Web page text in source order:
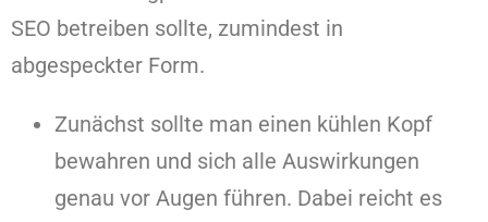
SEO betreiben sollte, zumindest in
abgespeckter Form.
Zunächst sollte man einen kühlen Kopf
bewahren und sich alle Auswirkungen
genau vor Augen führen. Dabei reicht es